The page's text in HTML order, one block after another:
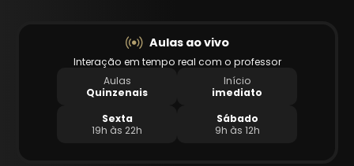
Aulas ao vivo
Interação em tempo real com o professor
Aulas
Quinzenais
Início
imediato
Sexta
19h às 22h
Sábado
9h às 12h